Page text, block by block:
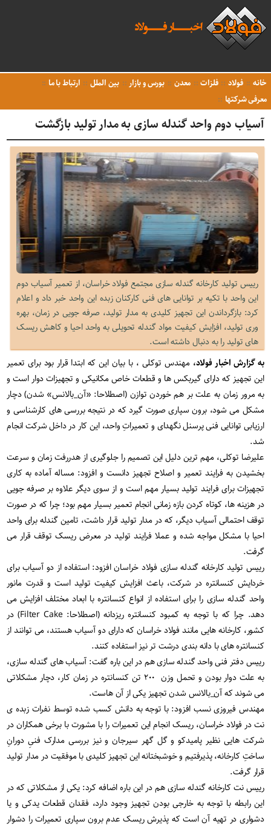
خانه فولاد فلزات معدن بورس و بازار بین الملل
ارتباط با ما
معرفی شرکتها
آسیاب دوم واحد گندله سازی به مدار تولید بازگشت
رییس تولید کارخانه گندله سازی مجتمع فولاد خراسان، از تعمیر آسیاب دوم
این واحد با تکیه بر توانایی های فنی کارکنان زبده این واحد خبر داد و اعلام
کرد: بازگرداندن این تجهیز کلیدی به مدار تولید، صرفه جویی در زمان، بهره
وری تولید، افزایش کیفیت مواد گندله تحویلی به واحد احیا و کاهش ریسک
های تولید را به دنبال داشته است.
به گزارش اخبار فولاد، مهندس توکلی ، با بیان این که ابتدا قرار بود برای تعمیر
این تجهیز که دارای گیربکس ها و قطعات خاص مکانیکی و تجهیزات دوار است و
به مرور زمان به علت بر هم خوردن توازن (اصطلاحا: «آن_بالانس» شدن) دچار
مشکل می شود، برون سپاری صورت گیرد که در نتیجه بررسی های کارشناسی و
ارزیابی توانایی فنی پرسنل نگهدای و تعمیراتِ واحد، این کار در داخل شرکت انجام
شد.
علیرضا توکلی، مهم ترین دلیل این تصمیم را جلوگیری از هدررفت زمان و سرعت
بخشیدن به فرایند تعمیر و اصلاح تجهیز دانست و افزود: مساله آماده به کاری
تجهیزات برای فرایند تولید بسیار مهم است و از سوی دیگر علاوه بر صرفه جویی
در هزینه ها، کوتاه کردن بازه زمانی انجام تعمیر بسیار مهم بود؛ چرا که در صورت
توقف احتمالی آسیاب دیگر، که در مدار تولید قرار داشت، تامین گندله برای واحد
احیا با مشکل مواجه شده و عملا فرایند تولید در معرض ریسک توقف قرار می
گرفت.
رییس تولید کارخانه گندله سازی فولاد خراسان افزود: استفاده از دو آسیاب برای
خردایش کنسانتره در شرکت، باعث افزایش کیفیت تولید است و قدرت مانور
واحد گندله سازی را برای استفاده از انواع کنسانتره با ابعاد مختلف افزایش می
دهد. چرا که با توجه به کمبود کنسانتره ریزدانه (اصطلاحا: Filter Cake) در
کشور، کارخانه هایی مانند فولاد خراسان که دارای دو آسیاب هستند، می توانند از
کنسانتره های با دانه بندی درشت تر نیز استفاده کنند.
رییس دفتر فنی واحد گندله سازی هم در این باره گفت: آسیاب های گندله سازی،
به علت دوار بودن و تحمل وزن ۲۰۰ تن کنسانتره در زمان کار، دچار مشکلاتی
می شوند که آن_بالانس شدن تجهیز یکی از آن هاست.
مهندس فیروزی نسب افزود: با توجه به دانش کسب شده توسط نفرات زبده ی
نت در فولاد خراسان، ریسک انجام این تعمیرات را با مشورت با برخی همکاران در
شرکت هایی نظیر پامیدکو و گل گهر سیرجان و نیز بررسی مدارک فنیِ دورانِ
ساختِ کارخانه، پذیرفتیم و خوشبختانه این تجهیز کلیدی با موفقیت در مدار تولید
قرار گرفت.
رییس نت کارخانه گندله سازی هم در این باره اضافه کرد: یکی از مشکلاتی که در
این رابطه با توجه به خارجی بودن تجهیز وجود دارد، فقدان قطعات یدکی و یا
دشواری در تهیه آن است که پذیرش ریسک عدم برون سپاری تعمیرات را دشوار